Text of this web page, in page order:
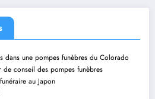
dans une pompes funèbres du Colorado
de conseil des pompes funèbres
au Japon